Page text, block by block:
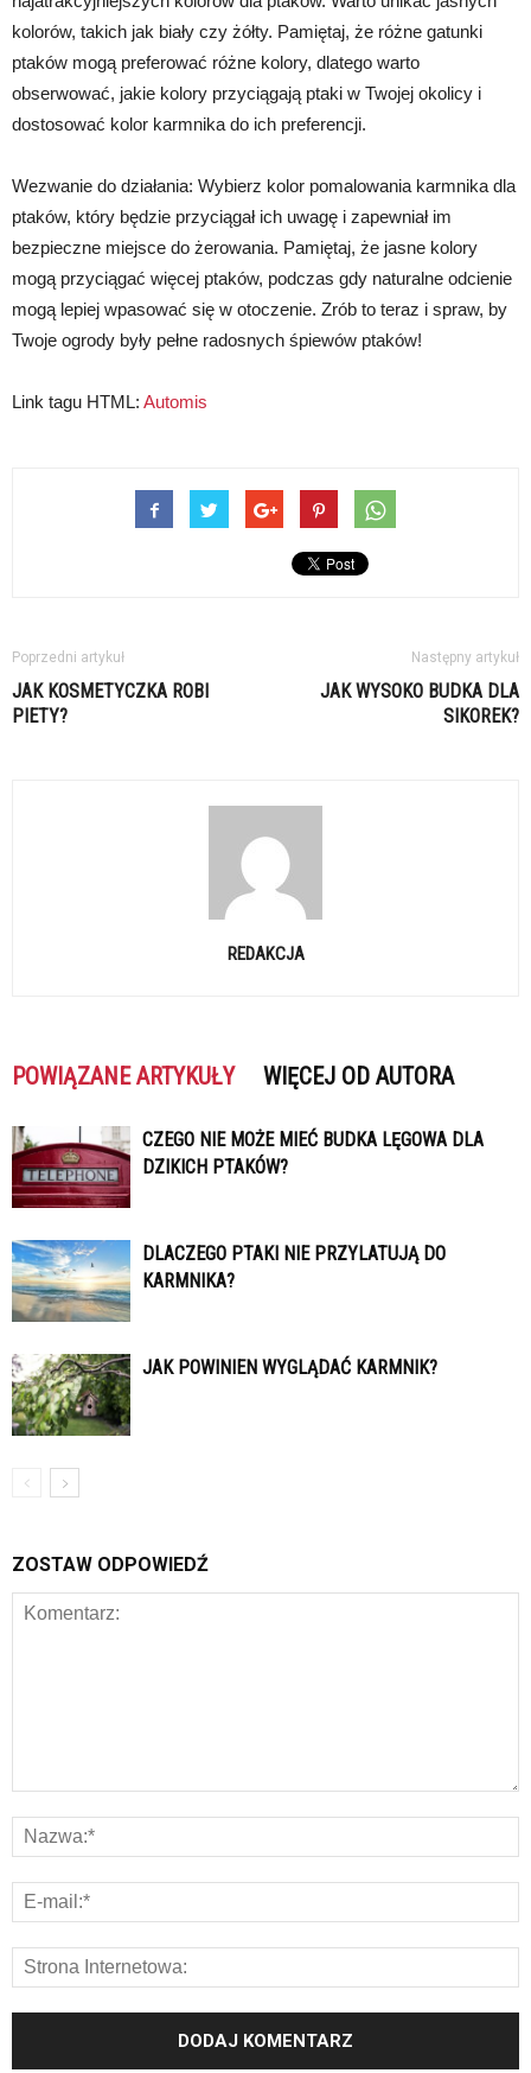
kolorów, takich jak biały czy żółty. Pamiętaj, że różne gatunki
ptaków mogą preferować różne kolory, dlatego warto
obserwować, jakie kolory przyciągają ptaki w Twojej okolicy i
dostosować kolor karmnika do ich preferencji.
Wezwanie do działania: Wybierz kolor pomalowania karmnika dla
ptaków, który będzie przyciągał ich uwagę i zapewniał im
bezpieczne miejsce do żerowania. Pamiętaj, że jasne kolory
mogą przyciągać więcej ptaków, podczas gdy naturalne odcienie
mogą lepiej wpasować się w otoczenie. Zrób to teraz i spraw, by
Twoje ogrody były pełne radosnych śpiewów ptaków!
Link tagu HTML: Automis
Poprzedni artykuł
JAK KOSMETYCZKA ROBI
PIETY?
Następny artykuł
JAK WYSOKO BUDKA DLA
SIKOREK?
REDAKCJA
POWIĄZANE ARTYKUŁY WIĘCEJ OD AUTORA
CZEGO NIE MOŻE MIEĆ BUDKA LĘGOWA DLA
DZIKICH PTAKÓW?
DLACZEGO PTAKI NIE PRZYLATUJĄ DO
KARMNIKA?
JAK POWINIEN WYGLĄDAĆ KARMNIK?
ZOSTAW ODPOWIEDŹ